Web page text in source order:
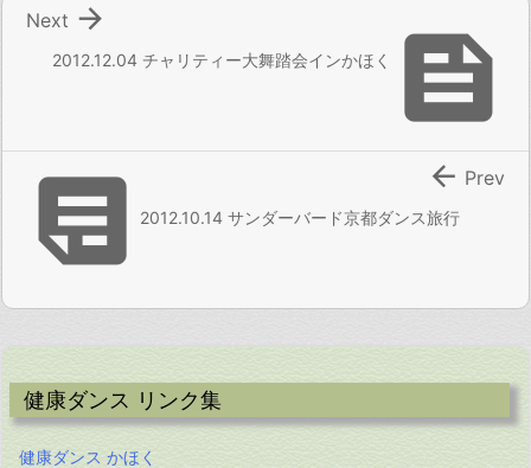

2012.12.04 チャリティー大舞踏会インかほく

Next
2012.10.14 サンダーバード京都ダンス旅行
 Prev
健康ダンス リンク集
健康ダンス かほく